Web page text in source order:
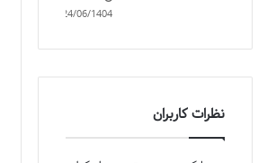
24/06/1404
نظرات کاربران